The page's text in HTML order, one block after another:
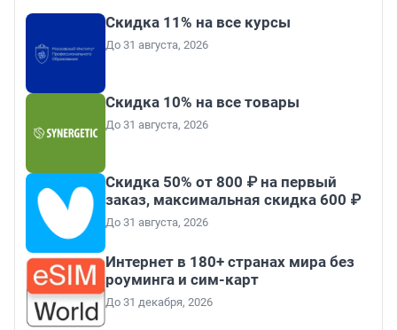
Скидка 11% на все курсы
До 31 августа, 2026
Скидка 10% на все товары
До 31 августа, 2026
Скидка 50% от 800 ₽ на первый
заказ, максимальная скидка 600 ₽
До 31 августа, 2026
Интернет в 180+ странах мира без
роуминга и сим-карт
До 31 декабря, 2026